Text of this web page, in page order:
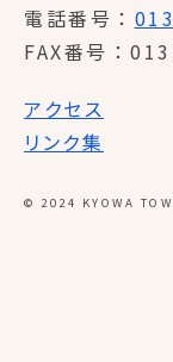
電話番号
FAX番号
アクセス
リンク集
© 2024 KYOWA